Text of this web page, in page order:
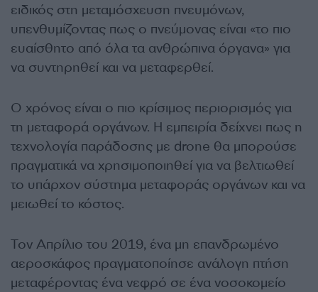
ειδικός στη μεταμόσχευση πνευμόνων,
υπενθυμίζοντας πως ο πνεύμονας είναι «το πιο
ευαίσθητο από όλα τα ανθρώπινα όργανα» για
να συντηρηθεί και να μεταφερθεί.
Ο χρόνος είναι ο πιο κρίσιμος περιορισμός για
τη μεταφορά οργάνων. Η εμπειρία δείχνει πως η
τεχνολογία παράδοσης με drone θα μπορούσε
πραγματικά να χρησιμοποιηθεί για να βελτιωθεί
το υπάρχον σύστημα μεταφοράς οργάνων και να
μειωθεί το κόστος.
Τον Απρίλιο του 2019, ένα μη επανδρωμένο
αεροσκάφος πραγματοποίησε ανάλογη πτήση
μεταφέροντας ένα νεφρό σε ένα νοσοκομείο